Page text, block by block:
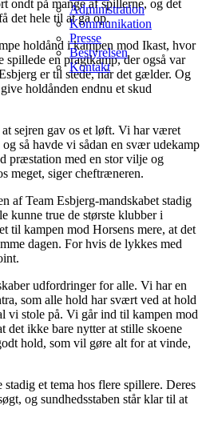
Administration
Kommunikation
Presse
Bestyrelsen
Kontakt
ondt på mange af spillerne, og det
det hele til at gå op.
holdånd i kampen mod Ikast, hvor
spillede en pragtkamp, der også var
er til stede, når det gælder. Og
holdånden endnu et skud
sejren gav os et løft. Vi har været
og så havde vi sådan en svær udekamp
præstation med en stor vilje og
meget, siger cheftræneren.
af Team Esbjerg-mandskabet stadig
kunne true de største klubber i
til kampen mod Horsens mere, at det
dagen. For hvis de lykkes med
udfordringer for alle. Vi har en
som alle hold har svært ved at hold
vi stole på. Vi går ind til kampen mod
det ikke bare nytter at stille skoene
hold, som vil gøre alt for at vinde,
et tema hos flere spillere. Deres
og sundhedsstaben står klar til at